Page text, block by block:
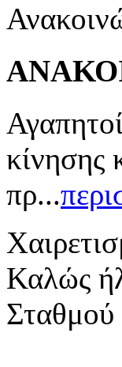
κίνησης
πρ...
Καλώς